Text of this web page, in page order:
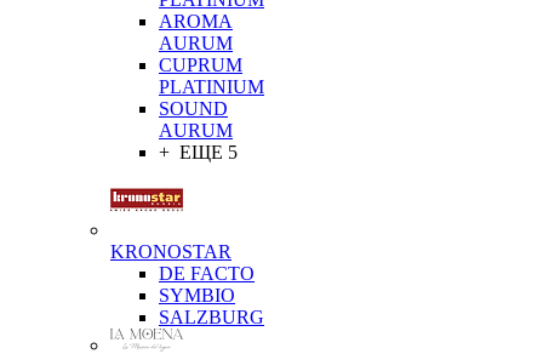
AROMA
AURUM
CUPRUM
PLATINIUM
SOUND
AURUM
+ ЕЩЕ 5
KRONOSTAR
DE FACTO
SYMBIO
SALZBURG